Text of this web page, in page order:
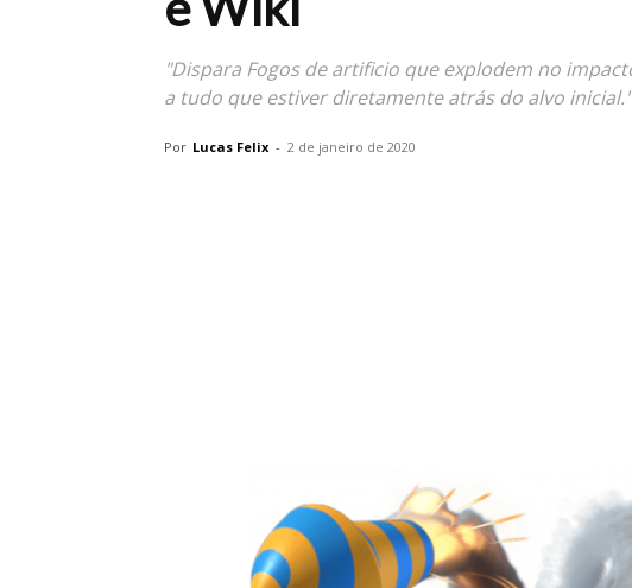
"Dispara Fogos de artificio que explodem no
a tudo que estiver diretamente atrás do alvo inicial."
Por Lucas Felix - 2 de janeiro de 2020